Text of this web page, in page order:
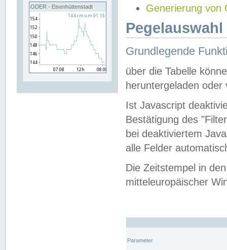
ODER - Eisenhüttenstadt
Generierung von
Grundlegende
über die Tabelle
heruntergeladen oder
Ist Javascript
Bestätigung des
bei deaktiviertem
alle Felder
Die Zeitstempel in
mitteleuropäischer
Parameter